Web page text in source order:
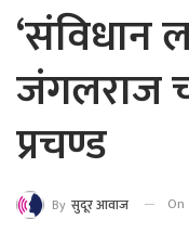
‘संविधान
जंगलराज
प्रचण्ड
By सुदूर आवाज On